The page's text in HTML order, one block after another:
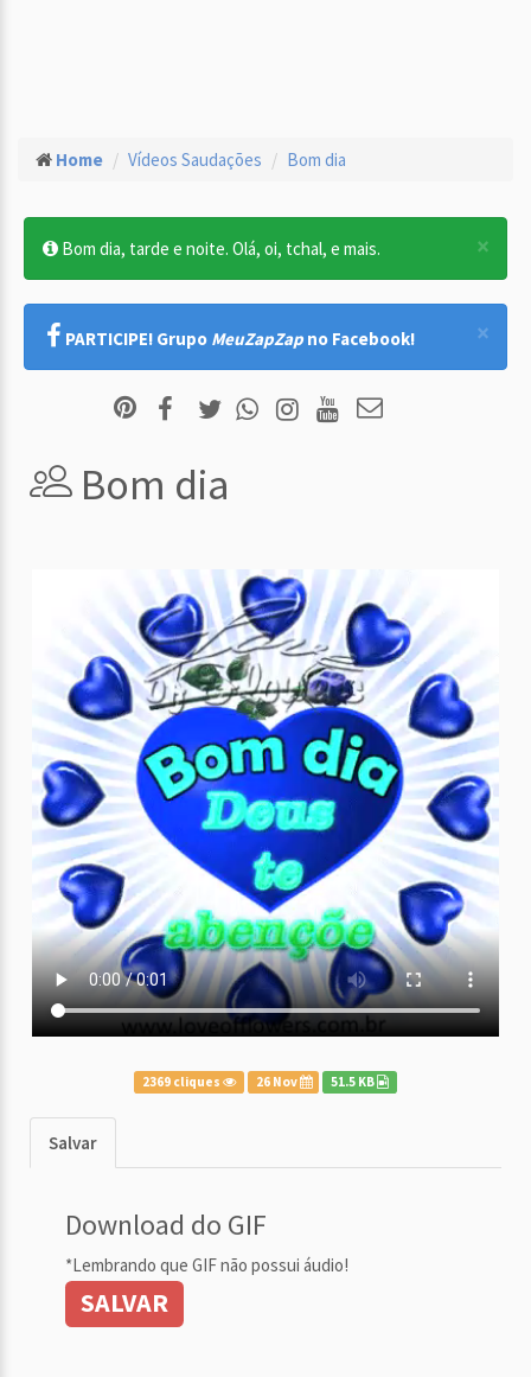
Home Vídeos Saudações Bom dia
×
Bom dia, tarde e noite. Olá, oi, tchal, e mais.
×
PARTICIPE! Grupo MeuZapZap no Facebook!
Bom dia
2369 cliques 26 Nov 51.5 KB
Salvar
Download do GIF
*Lembrando que GIF não possui áudio!
SALVAR